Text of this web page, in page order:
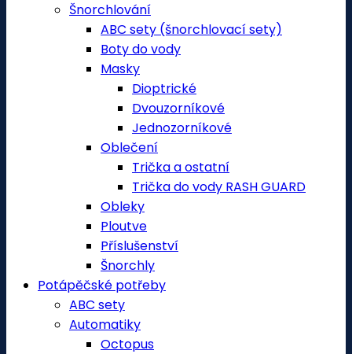
Šnorchlování
ABC sety (šnorchlovací sety)
Boty do vody
Masky
Dioptrické
Dvouzorníkové
Jednozorníkové
Oblečení
Trička a ostatní
Trička do vody RASH GUARD
Obleky
Ploutve
Příslušenství
Šnorchly
Potápěčské potřeby
ABC sety
Automatiky
Octopus